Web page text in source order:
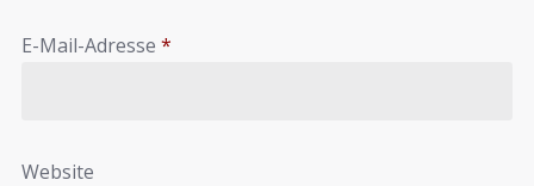
E-Mail-Adresse *
Website